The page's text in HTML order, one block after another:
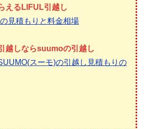
えるLIFUL引越し
見積もりと料金相場
越しならsuumoの引越し
スーモ)の引越し見積もりの